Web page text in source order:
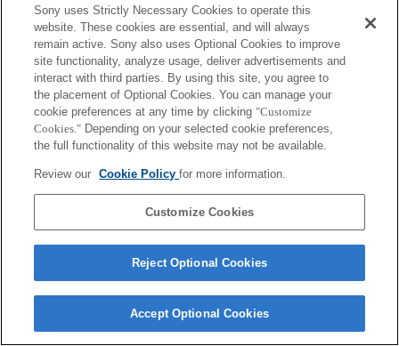
Cuerpo
Lentes intercambiables
Según el país o la región, es posible que algunos de
los productos mostrados no estén disponibles.
Copyright 2026 Sony Corporation
Sony uses Strictly Necessary Cookies to operate this
website. These cookies are essential, and will always
remain active. Sony also uses Optional Cookies to improve
site functionality, analyze usage, deliver advertisements and
interact with third parties. By using this site, you agree to
the placement of Optional Cookies. You can manage your
cookie preferences at any time by clicking "Customize
Cookies." Depending on your selected cookie preferences,
the full functionality of this website may not be available.
Review our Cookie Policyfor more information.
Customize Cookies
Reject Optional Cookies
Accept Optional Cookies